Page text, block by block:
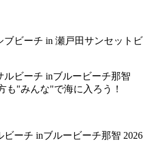
ブビーチ in 瀬戸田サンセットビ
ーチ inブルービーチ那智 2026